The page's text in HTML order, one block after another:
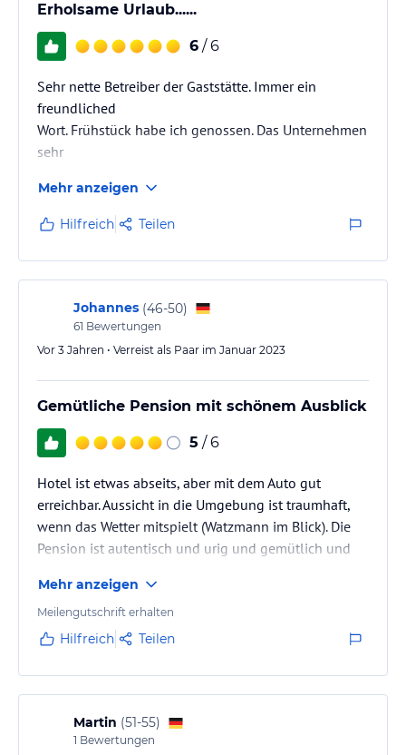
Erholsame Urlaub......
6 / 6
Sehr nette Betreiber der Gaststätte. Immer ein
freundliched
Wort. Frühstück habe ich genossen. Das Unternehmen
sehr
Wer den Bus nutzt die Haltestelle vor der Tür.
Ich kann das alles bestens Empfehlen. Für mich
Immer wieder.
Mehr anzeigen
Hilfreich Teilen
Johannes (46-50)
61 Bewertungen
Vor 3 Jahren • Verreist als Paar im Januar 2023
Gemütliche Pension mit schönem Ausblick
5 / 6
Hotel ist etwas abseits, aber mit dem Auto gut
erreichbar. Aussicht in die Umgebung ist traumhaft,
wenn das Wetter mitspielt (Watzmann im Blick). Die
Pension ist autentisch und urig und gemütlich und
Frühstück wurde an den Tisch gebracht (kein Büffet).
Familiär und sehr freundlich!
Mehr anzeigen
Meilengutschrift erhalten
Hilfreich Teilen
Martin (51-55)
1 Bewertungen